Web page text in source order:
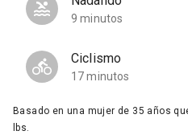
9 minutos
Ciclismo
17 minutos
Basado en una mujer de 35 años
lbs.